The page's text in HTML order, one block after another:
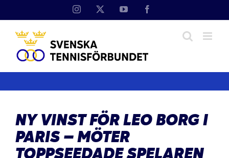
Instagram YouTube
NY VINST FÖR LEO BORG I
PARIS – MÖTER